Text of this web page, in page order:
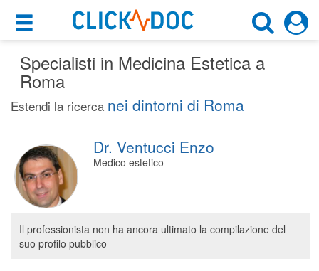
×
Motore di ricerca
×
Roma (RM)
Cosa possiamo offrirti
Per i pazienti
Prenota una visita
Ricerca specialisti
Consulti online
(su medicitalia.it)
Per gli specialisti
Specialisti in Medicina Estetica a
Roma
Estendi la ricerca nei dintorni di Roma
Dr. Ventucci Enzo
Medico estetico
Il professionista non ha ancora ultimato la compilazione del
suo profilo pubblico